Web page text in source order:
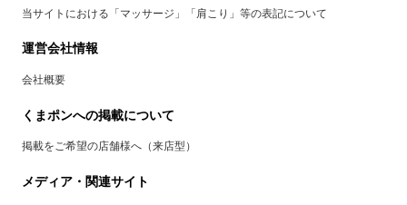
当サイトにおける「マッサージ」「肩こり」等の表記について
運営会社情報
会社概要
くまポンへの掲載について
掲載をご希望の店舗様へ（来店型）
メディア・関連サイト